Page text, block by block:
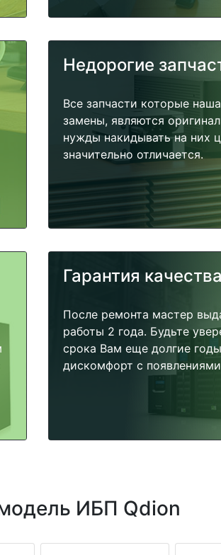
Недорогие
Все запчасти которые
замены, являются
нужды накидывать на них
значительно отличается.
Гарантия качества
После ремонта мастер
работы 2 года. Будьте
срока Вам еще долгие
дискомфорт с
ИБП Qdion